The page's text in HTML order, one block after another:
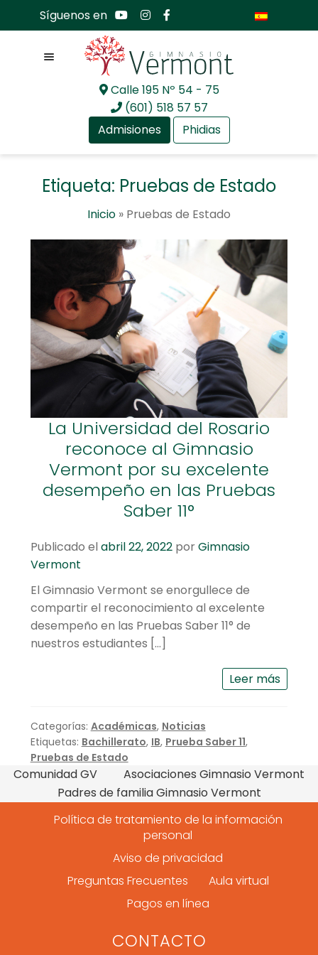
Síguenos en
Ir
a
la
Ir
al
contenido
Calle 195 Nº 54 - 75
(601) 518 57 57
Admisiones
Phidias
Menú
el
Mundo académico
menú
hijo
Bachillerato Internacional
Expandir
el
menú
Expandir
hijo
Comunidad GV
el
menú
Centro cultural
Planetario y Observatorio
Accesos Rápidos
Expandir
Etiqueta: Pruebas de Estado
Inicio » Pruebas de Estado
La Universidad del Rosario
reconoce al Gimnasio
Vermont por su excelente
desempeño en las Pruebas
Saber 11°
Publicado el abril 22, 2022 porGimnasio
Vermont
El Gimnasio Vermont se enorgullece de
compartir el reconocimiento al excelente
desempeño en las Pruebas Saber 11° de
nuestros estudiantes […]
Leer más
Categorías: Académicas, Noticias
Etiquetas: Bachillerato, IB, Prueba Saber 11,
Pruebas de Estado
Comunidad GV
Asociaciones Gimnasio Vermont
Padres de familia Gimnasio Vermont
Política de tratamiento de la información
personal
Aviso de privacidad
Preguntas Frecuentes
Aula virtual
Pagos en línea
CONTACTO